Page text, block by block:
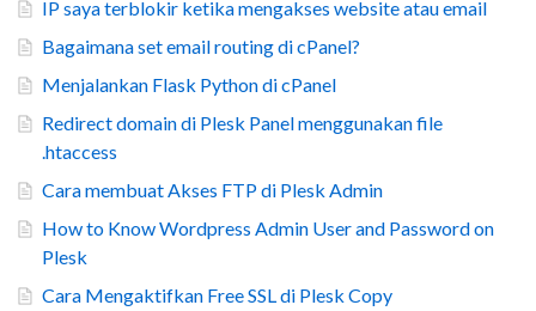
IP saya terblokir ketika mengakses website atau email
Bagaimana set email routing di cPanel?
Menjalankan Flask Python di cPanel
Redirect domain di Plesk Panel menggunakan file
.htaccess
Cara membuat Akses FTP di Plesk Admin
How to Know Wordpress Admin User and Password on
Plesk
Cara Mengaktifkan Free SSL di Plesk Copy